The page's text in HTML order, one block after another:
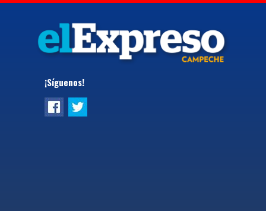
¡Síguenos!